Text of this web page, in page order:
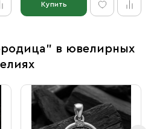
Купить
в ювелирных